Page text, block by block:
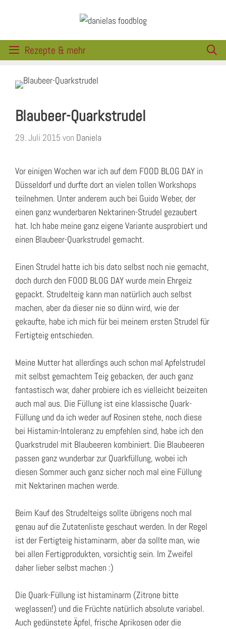
Rezepte & mehr
Blaubeer-Quarkstrudel
29. Juli 2015 von Daniela
Vor einigen Wochen war ich auf dem FOOD BLOG DAY in
Düsseldorf und durfte dort an vielen tollen Workshops
teilnehmen. Unter anderem auch bei Guido Weber, der
einen ganz wunderbaren Nektarinen-Strudel gezaubert
hat. Ich habe meine ganz eigene Variante ausprobiert und
einen Blaubeer-Quarkstrudel gemacht.
Einen Strudel hatte ich bis dato selbst noch nie gemacht,
doch durch den FOOD BLOG DAY wurde mein Ehrgeiz
gepackt. Strudelteig kann man natürlich auch selbst
machen, aber da dieser nie so dünn wird, wie der
gekaufte, habe ich mich für bei meinem ersten Strudel für
Fertigteig entschieden.
Meine Mutter hat allerdings auch schon mal Apfelstrudel
mit selbst gemachtem Teig gebacken, der auch ganz
fantastisch war, daher probiere ich es vielleicht beizeiten
auch mal aus. Die Füllung ist eine klassische Quark-
Füllung und da ich weder auf Rosinen stehe, noch diese
bei Histamin-Intoleranz zu empfehlen sind, habe ich den
Quarkstrudel mit Blaubeeren kombiniert. Die Blaubeeren
passen ganz wunderbar zur Quarkfüllung, wobei ich
diesen Sommer auch ganz sicher noch mal eine Füllung
mit Nektarinen machen werde.
Beim Kauf des Strudelteigs sollte übrigens noch mal
genau auf die Zutatenliste geschaut werden. In der Regel
ist der Fertigteig histaminarm, aber da sollte man, wie
bei allen Fertigprodukten, vorsichtig sein. Im Zweifel
daher lieber selbst machen :)
Die Quark-Füllung ist histaminarm (Zitrone bitte
weglassen!) und die Früchte natürlich absolute variabel.
Auch gedünstete Äpfel, frische Aprikosen oder die